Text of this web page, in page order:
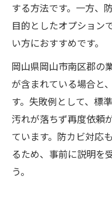
する方法です。一方、
目的としたオプション
い方におすすめです。
岡山県岡山市南区郡の
が含まれている場合と
す。失敗例として、標
汚れが落ちず再度依頼
ています。防カビ対応
るため、事前に説明を
う。